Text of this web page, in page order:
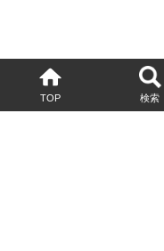
TOP 検索